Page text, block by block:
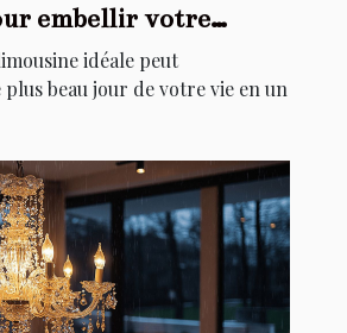
embellir votre
idéale peut
beau jour de votre vie en un